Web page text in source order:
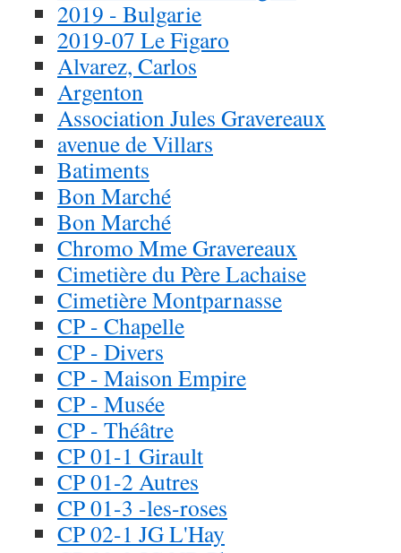
2019 - Bulgarie
2019-07 Le Figaro
Alvarez, Carlos
Argenton
Association Jules Gravereaux
avenue de Villars
Batiments
Bon Marché
Bon Marché
Chromo Mme Gravereaux
Cimetière du Père Lachaise
Cimetière Montparnasse
CP - Chapelle
CP - Divers
CP - Maison Empire
CP - Musée
CP - Théâtre
CP 01-1 Girault
CP 01-2 Autres
CP 01-3 -les-roses
CP 02-1 JG L'Hay